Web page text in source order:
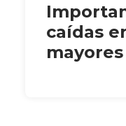
caídas
mayores